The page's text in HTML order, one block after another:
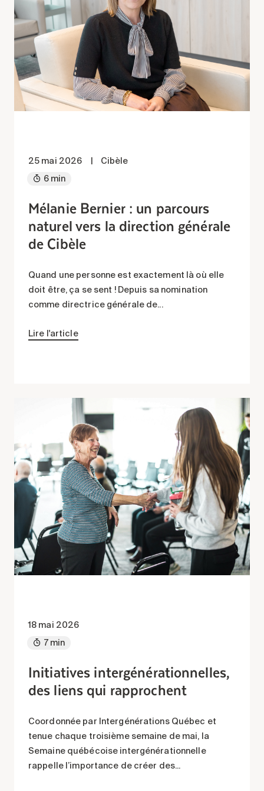
25 mai 2026
Cibèle
6 min
Mélanie Bernier : un parcours
naturel vers la direction générale
de Cibèle
Quand une personne est exactement là où elle
doit être, ça se sent ! Depuis sa nomination
comme directrice générale de...
Lire l'article
18 mai 2026
7 min
Initiatives intergénérationnelles,
des liens qui rapprochent
Coordonnée par Intergénérations Québec et
tenue chaque troisième semaine de mai, la
Semaine québécoise intergénérationnelle
rappelle l’importance de créer des...